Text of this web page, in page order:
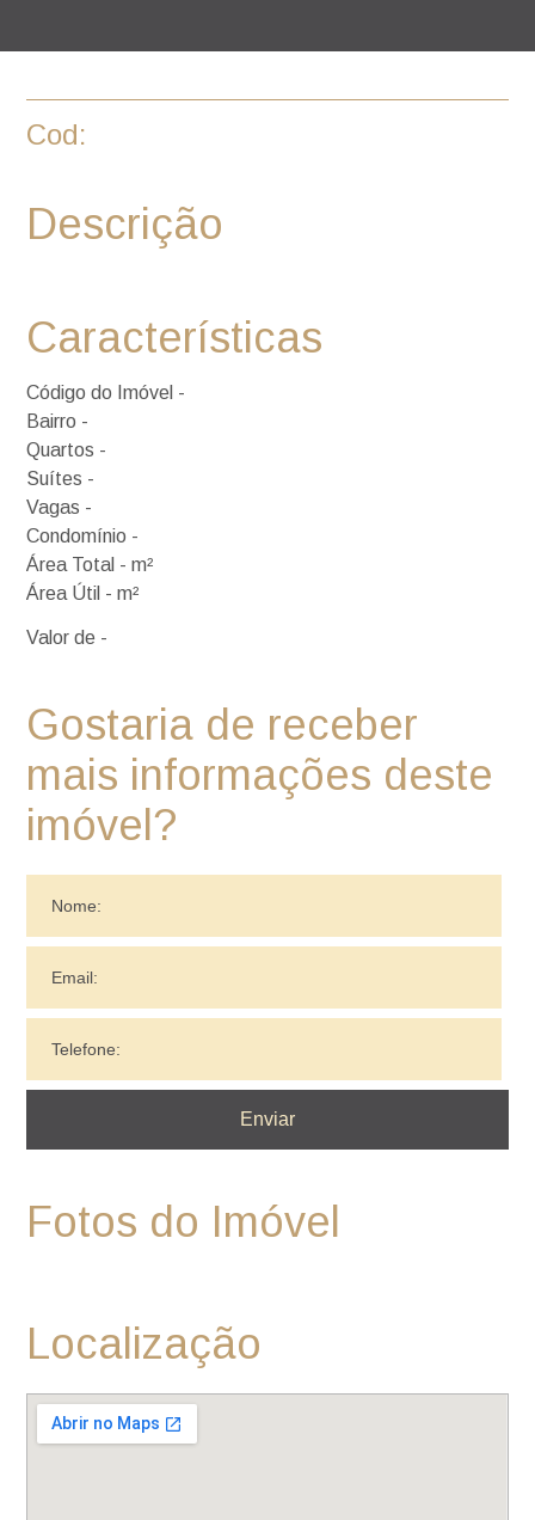
Cod:
Descrição
Características
Código do Imóvel -
Bairro -
Quartos -
Suítes -
Vagas -
Condomínio -
Área Total - m²
Área Útil - m²
Valor de -
Gostaria de receber
mais informações deste
imóvel?
Fotos do Imóvel
Localização